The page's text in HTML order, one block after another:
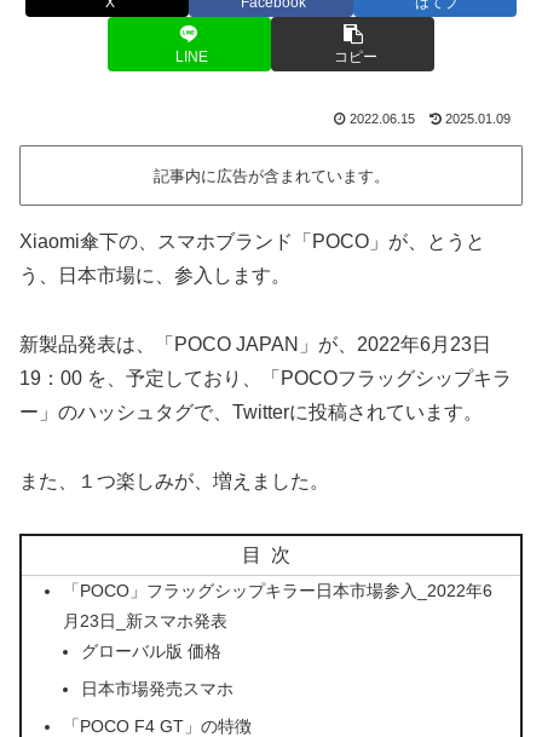
LINE コピー
2022.06.15 2025.01.09
記事内に広告が含まれています。
Xiaomi傘下の、スマホブランド「POCO」が、とうと
う、日本市場に、参入します。
新製品発表は、「POCO JAPAN」が、2022年6月23日
19：00 を、予定しており、「POCOフラッグシップキラ
ー」のハッシュタグで、Twitterに投稿されています。
また、１つ楽しみが、増えました。
目次
「POCO」フラッグシップキラー日本市場参入_2022年6
月23日_新スマホ発表
グローバル版 価格
日本市場発売スマホ
「POCO F4 GT」の特徴